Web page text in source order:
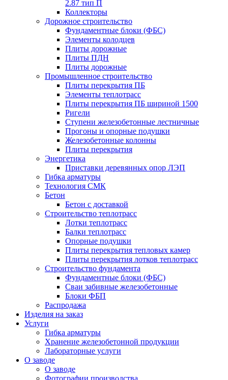
2.87 тип П
Коллекторы
Дорожное строительство
Фундаментные блоки (ФБС)
Элементы колодцев
Плиты дорожные
Плиты ПДН
Плиты дорожные
Промышленное строительство
Плиты перекрытия ПБ
Элементы теплотрасс
Плиты перекрытия ПБ шириной 1500
Ригели
Ступени железобетонные лестничные
Прогоны и опорные подушки
Железобетонные колонны
Плиты перекрытия
Энергетика
Приставки деревянных опор ЛЭП
Гибка арматуры
Технология СМК
Бетон
Бетон с доставкой
Строительство теплотрасс
Лотки теплотрасс
Балки теплотрасс
Опорные подушки
Плиты перекрытия тепловых камер
Плиты перекрытия лотков теплотрасс
Строительство фундамента
Фундаментные блоки (ФБС)
Сваи забивные железобетонные
Блоки ФБП
Распродажа
Изделия на заказ
Услуги
Гибка арматуры
Хранение железобетонной продукции
Лабораторные услуги
О заводе
О заводе
Фотографии производства